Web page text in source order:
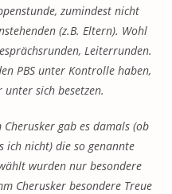
zumindest nicht
(z.B. Eltern). Wohl
Leiterrunden.
PBS unter Kontrolle haben,
sich besetzen.
gab es damals (ob
ich nicht) die so genannte
wurden nur besondere
Cherusker besondere Treue